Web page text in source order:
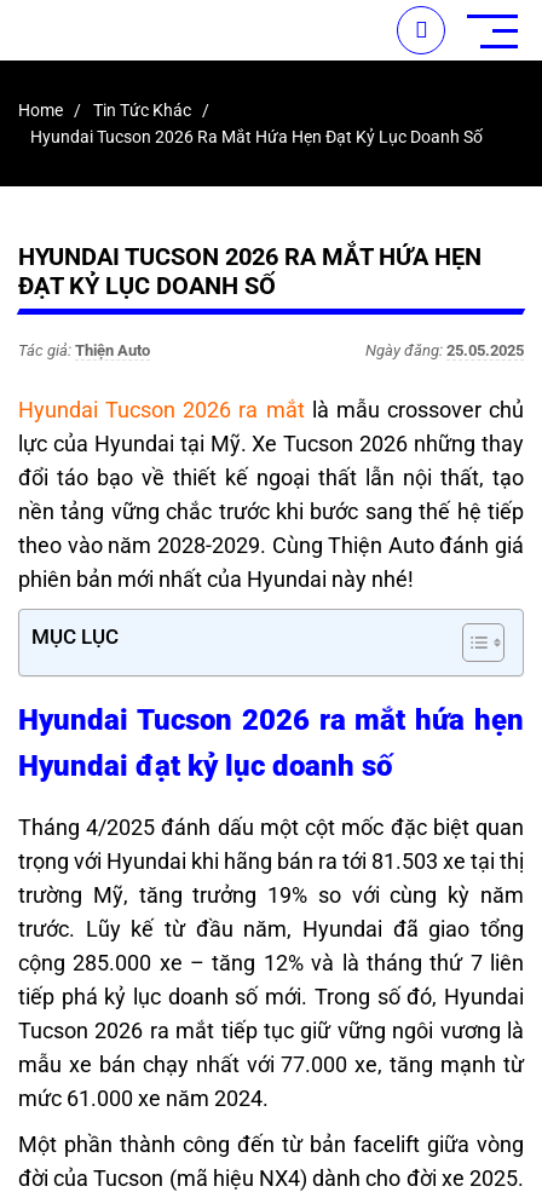
Home
Tin Tức Khác
Hyundai Tucson 2026 Ra Mắt Hứa Hẹn Đạt Kỷ Lục Doanh Số
HYUNDAI TUCSON 2026 RA MẮT HỨA HẸN
ĐẠT KỶ LỤC DOANH SỐ
Tác giả: Thiện Auto Ngày đăng: 25.05.2025
Hyundai Tucson 2026 ra mắtlà mẫu crossover chủ
lực của Hyundai tại Mỹ. Xe Tucson 2026 những thay
đổi táo bạo về thiết kế ngoại thất lẫn nội thất, tạo
nền tảng vững chắc trước khi bước sang thế hệ tiếp
theo vào năm 2028-2029. Cùng Thiện Auto đánh giá
phiên bản mới nhất của Hyundai này nhé!
MỤC LỤC
Hyundai Tucson 2026 ra mắt hứa hẹn
Hyundai đạt kỷ lục doanh số
Tháng 4/2025 đánh dấu một cột mốc đặc biệt quan
trọng với Hyundai khi hãng bán ra tới 81.503 xe tại thị
trường Mỹ, tăng trưởng 19% so với cùng kỳ năm
trước. Lũy kế từ đầu năm, Hyundai đã giao tổng
cộng 285.000 xe – tăng 12% và là tháng thứ 7 liên
tiếp phá kỷ lục doanh số mới. Trong số đó, Hyundai
Tucson 2026 ra mắt tiếp tục giữ vững ngôi vương là
mẫu xe bán chạy nhất với 77.000 xe, tăng mạnh từ
mức 61.000 xe năm 2024.
Một phần thành công đến từ bản facelift giữa vòng
đời của Tucson (mã hiệu NX4) dành cho đời xe 2025.